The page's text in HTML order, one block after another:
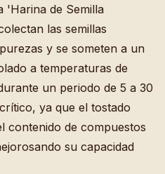
'Harina de Semilla
las semillas
y se someten a un
a temperaturas de
un periodo de 5 a 30
ya que el tostado
contenido de compuestos
su capacidad